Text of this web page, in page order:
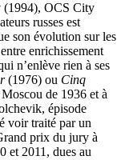
OCS City
russes est
son évolution sur les
enrichissement
n’enlève rien à ses
(1976) ou Cinq
de 1936 et à
épisode
voir traité par un
prix du jury à
et 2011, dues au